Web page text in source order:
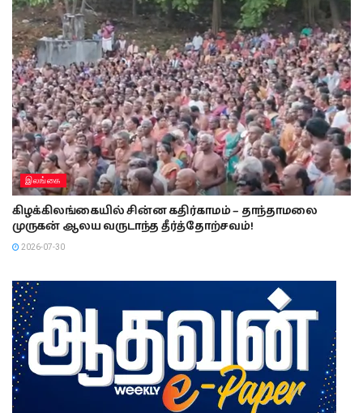
இலங்கை
கிழக்கிலங்கையில் சின்ன கதிர்காமம் – தாந்தாமலை
முருகன் ஆலய வருடாந்த தீர்த்தோற்சவம்!
2026-07-30